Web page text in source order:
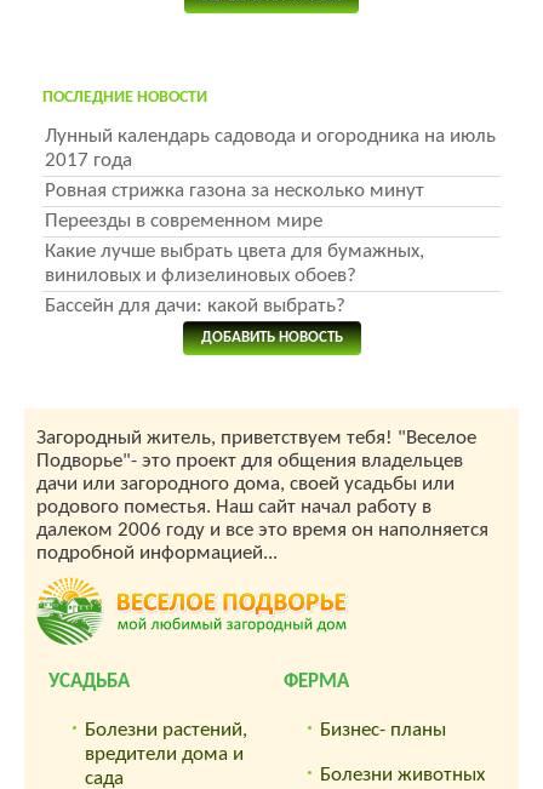
ПОСЛЕДНИЕ НОВОСТИ
Лунный календарь садовода и огородника на июль
2017 года
Ровная стрижка газона за несколько минут
Переезды в современном мире
Какие лучше выбрать цвета для бумажных,
виниловых и флизелиновых обоев?
Бассейн для дачи: какой выбрать?
ДОБАВИТЬ НОВОСТЬ
Загородный житель, приветствуем тебя! "Веселое
Подворье"- это проект для общения владельцев
дачи или загородного дома, своей усадьбы или
родового поместья. Наш сайт начал работу в
далеком 2006 году и все это время он наполняется
подробной информацией...
УСАДЬБА
Болезни растений,
вредители дома и
сада
ФЕРМА
Бизнес- планы
Болезни животных